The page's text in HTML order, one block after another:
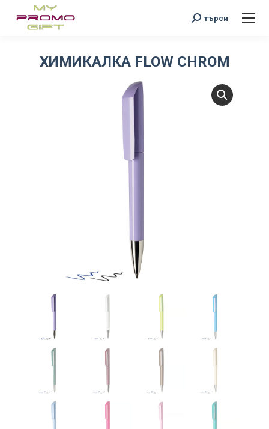
Search:
търси
ХИМИКАЛКА FLOW CHROM